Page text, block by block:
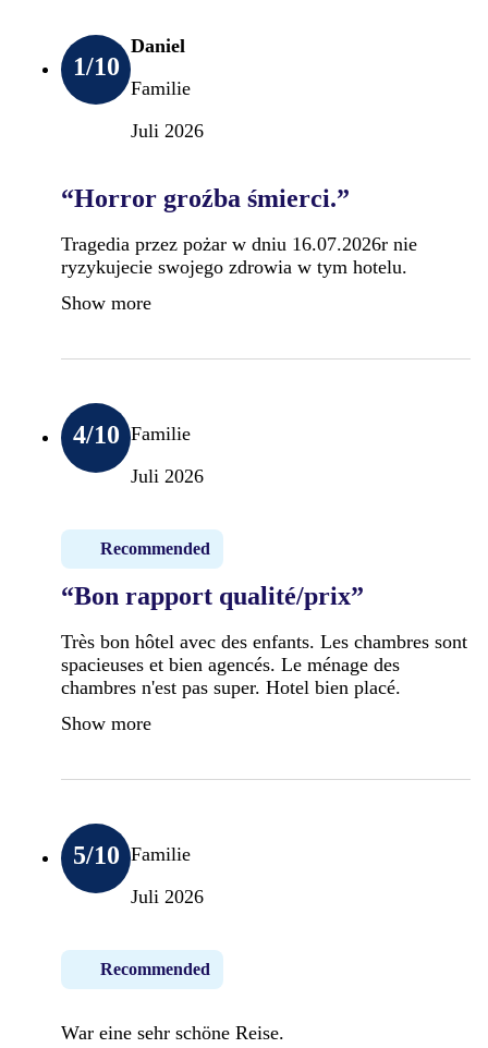
1/10
Daniel
Familie
Juli 2026
“Horror groźba śmierci.”
Tragedia przez pożar w dniu 16.07.2026r nie
ryzykujecie swojego zdrowia w tym hotelu.
Show more
4/10 Familie
Juli 2026
Recommended
“Bon rapport qualité/prix”
Très bon hôtel avec des enfants. Les chambres sont
spacieuses et bien agencés. Le ménage des
chambres n'est pas super. Hotel bien placé.
Show more
5/10 Familie
Juli 2026
Recommended
War eine sehr schöne Reise.